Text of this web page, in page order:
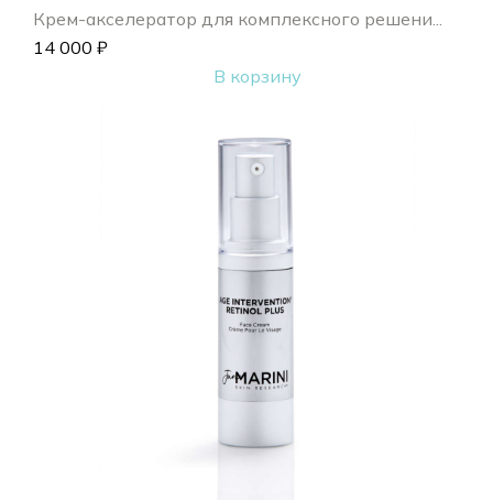
Крем-акселератор для комплексного решени...
14 000 ₽
В корзину